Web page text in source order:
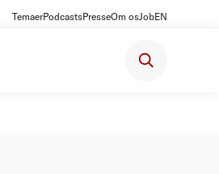
TemaerPodcastsPresseOm osJobEN